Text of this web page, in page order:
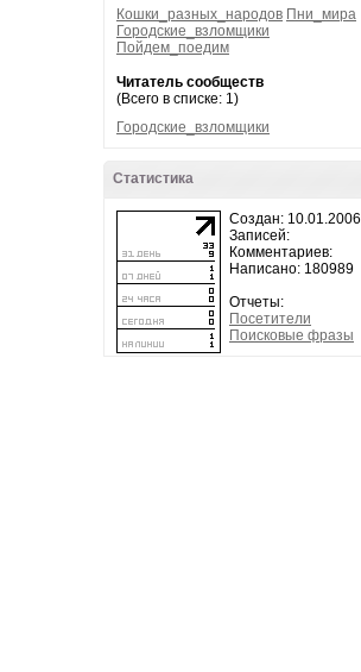
Кошки_разных_народов Пни_мира
Городские_взломщики
Пойдем_поедим
Читатель сообществ
(Всего в списке: 1)
Городские_взломщики
Статистика
Создан: 10.01.2006
Записей:
Комментариев:
Написано: 180989
Отчеты:
Посетители
Поисковые фразы